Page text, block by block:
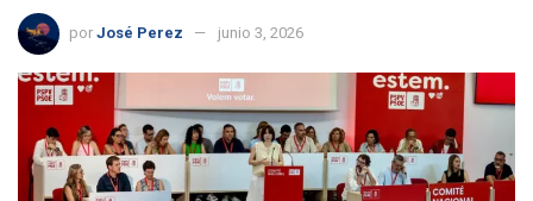
por José Perez junio 3, 2026